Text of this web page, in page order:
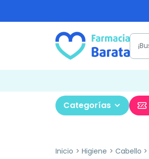
Categorías
Inicio Higiene Cabello